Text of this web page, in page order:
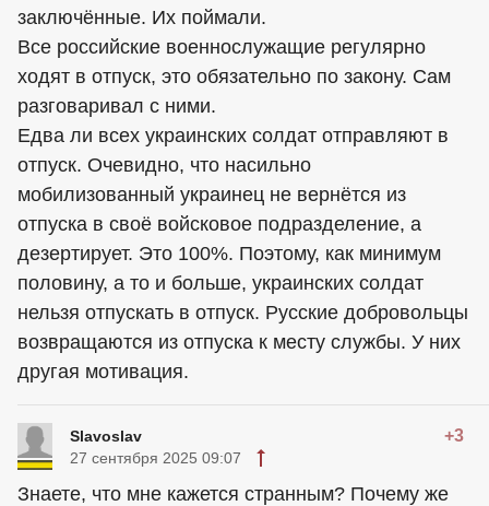
заключённые. Их поймали.
Все российские военнослужащие регулярно
ходят в отпуск, это обязательно по закону. Сам
разговаривал с ними.
Едва ли всех украинских солдат отправляют в
отпуск. Очевидно, что насильно
мобилизованный украинец не вернётся из
отпуска в своё войсковое подразделение, а
дезертирует. Это 100%. Поэтому, как минимум
половину, а то и больше, украинских солдат
нельзя отпускать в отпуск. Русские добровольцы
возвращаются из отпуска к месту службы. У них
другая мотивация.
Slavoslav +3
27 сентября 2025 09:07
Знаете, что мне кажется странным? Почему же